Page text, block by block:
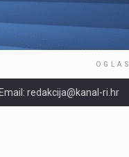
OGLAS
redakcija@kanal-ri.hr